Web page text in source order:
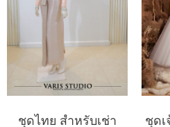
ชุดไทย สำหรับเช่า
ชุดเ